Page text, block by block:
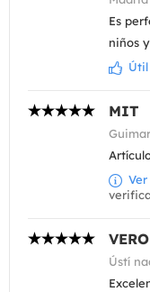
Es
niños
Útil
MIT
Ústí